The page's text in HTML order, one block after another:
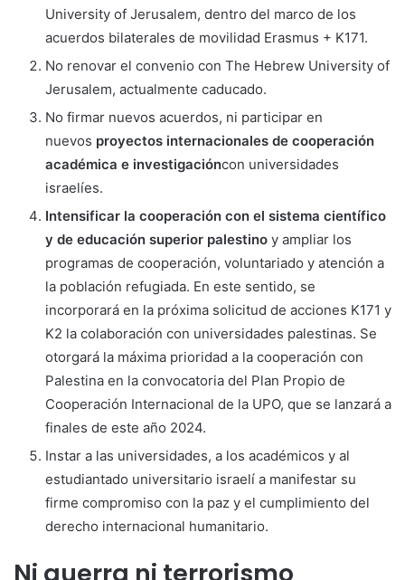
University of Jerusalem, dentro del marco de los
acuerdos bilaterales de movilidad Erasmus + K171.
No renovar el convenio con The Hebrew University of
Jerusalem, actualmente caducado.
No firmar nuevos acuerdos, ni participar en
nuevos proyectos internacionales de cooperación
académica e investigacióncon universidades
israelíes.
Intensificar la cooperación con el sistema científico
y de educación superior palestino y ampliar los
programas de cooperación, voluntariado y atención a
la población refugiada. En este sentido, se
incorporará en la próxima solicitud de acciones K171 y
K2 la colaboración con universidades palestinas. Se
otorgará la máxima prioridad a la cooperación con
Palestina en la convocatoria del Plan Propio de
Cooperación Internacional de la UPO, que se lanzará a
finales de este año 2024.
Instar a las universidades, a los académicos y al
estudiantado universitario israelí a manifestar su
firme compromiso con la paz y el cumplimiento del
derecho internacional humanitario.
Ni guerra ni terrorismo